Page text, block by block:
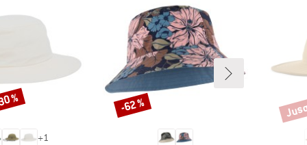
+1
% Remise
-62 %